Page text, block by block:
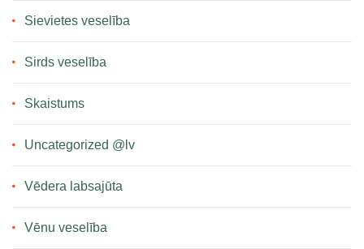
Sievietes veselība
Sirds veselība
Skaistums
Uncategorized @lv
Vēdera labsajūta
Vēnu veselība